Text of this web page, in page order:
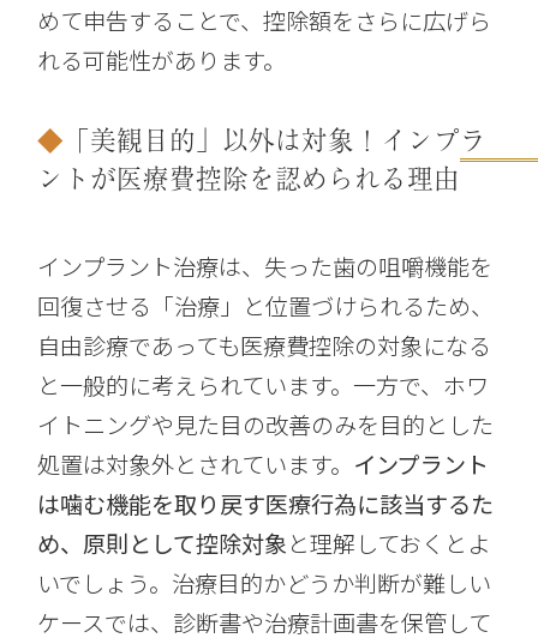
めて申告することで、控除額をさらに広げら
れる可能性があります。
「美観目的」以外は対象！インプラ
ントが医療費控除を認められる理由
インプラント治療は、失った歯の咀嚼機能を
回復させる「治療」と位置づけられるため、
自由診療であっても医療費控除の対象になる
と一般的に考えられています。一方で、ホワ
イトニングや見た目の改善のみを目的とした
処置は対象外とされています。 インプラント
は噛む機能を取り戻す医療行為に該当するた
め、原則として控除対象と理解しておくとよ
いでしょう。治療目的かどうか判断が難しい
ケースでは、診断書や治療計画書を保管して